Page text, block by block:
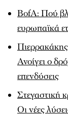
BofA: Πού
ευρωπαϊκά
Ανοίγει ο
επενδύσεις
Στεγαστική
Οι νέες